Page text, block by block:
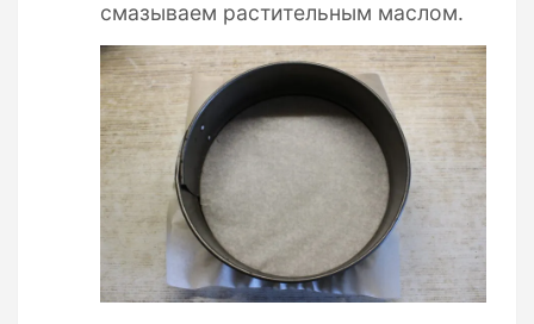
смазываем растительным маслом.